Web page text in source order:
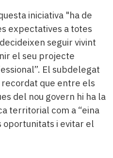
iniciativa "ha de
expectatives a totes
seguir vivint
el seu projecte
El subdelegat
que entre els
del nou govern hi ha la
territorial com a “eina
oportunitats i evitar el